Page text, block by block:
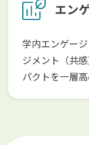
エン
学内エンゲー
ジメント（共
パクトを一層高